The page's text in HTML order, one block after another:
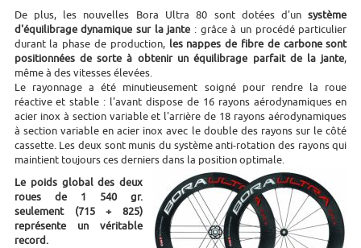
De plus, les nouvelles Bora Ultra 80 sont dotées d'unsystème
d'équilibrage dynamique sur la jante : grâce à un procédé particulier
durant la phase de production,les nappes de fibre de carbone sont
positionnées de sorte à obtenir un équilibrage parfait de la jante,
même à des vitesses élevées.
Le rayonnage a été minutieusement soigné pour rendre la roue
réactive et stable : l'avant dispose de 16 rayons aérodynamiques en
acier inox à section variable et l'arrière de 18 rayons aérodynamiques
à section variable en acier inox avec le double des rayons sur le côté
cassette. Les deux sont munis du système anti-rotation des rayons qui
maintient toujours ces derniers dans la position optimale.
Le poids global des deux
roues de 1 540 gr.
seulement (715 + 825)
représente un véritable
record.